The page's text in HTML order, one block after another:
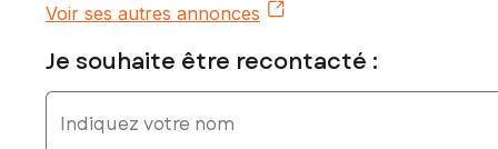
Voir ses autres annonces
Je souhaite être recontacté :
Indiquez votre nom